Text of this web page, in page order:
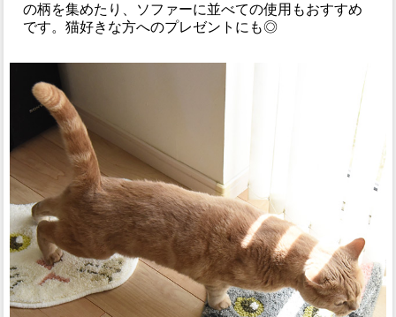
の柄を集めたり、ソファーに並べての使用もおすすめ
です。猫好きな方へのプレゼントにも◎